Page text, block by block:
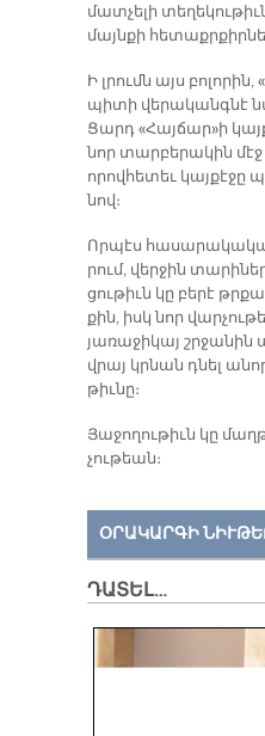
մատ­չե­լի
մայն­քի
Ի լրումն այս
պի­տի վե­րա­կանգ­նէ
Ցարդ «Հայ­ճար»ի
նոր տար­բե­րա­կին մէջ
ո­րով­հե­տեւ կայ­քէ­ջը
նով։
Որ­պէս
րում, վեր­ջին
ցու­թիւն կը բե­րէ
քին, իսկ նոր
յա­ռա­ջի­կայ
վրայ կրնան դնել
թիւ­նը։
Յա­ջո­ղու­թիւն կը
չու­թեան։
ՕՐԱԿԱՐԳԻ
ԴԱՏԵԼ…